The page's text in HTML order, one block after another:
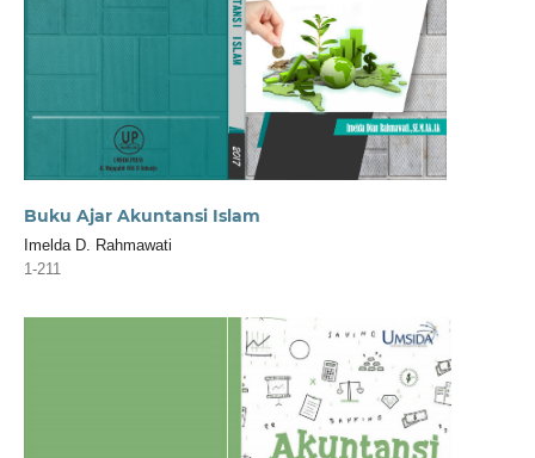
Buku Ajar Akuntansi Islam
Imelda D. Rahmawati
1-211